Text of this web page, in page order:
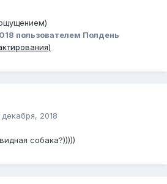
пользователем Полдень
2018
собака?)))))